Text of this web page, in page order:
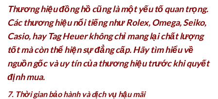
Thương hiệu đồng hồ cũng là một yếu tố quan trọng.
Các thương hiệu nổi tiếng như Rolex, Omega, Seiko,
Casio, hay Tag Heuer không chỉ mang lại chất lượng
tốt mà còn thể hiện sự đẳng cấp. Hãy tìm hiểu về
nguồn gốc và uy tín của thương hiệu trước khi quyết
định mua.
7. Thời gian bảo hành và dịch vụ hậu mãi